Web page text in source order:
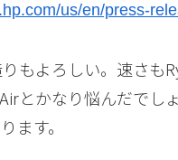
us/en/press-
もよろしい。速さも
とかなり悩んだでし
ます。